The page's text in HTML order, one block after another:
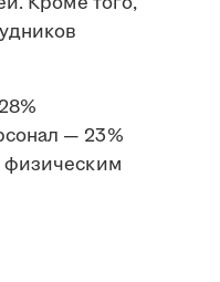
— 23%
физическим